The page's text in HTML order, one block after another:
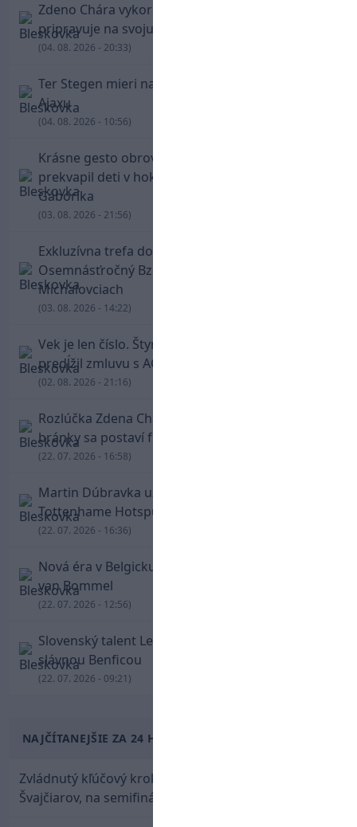
Zdeno Chára vykorčuľoval na ľad! V Trenčíne sa
pripravuje na svoju blížiacu sa rozlúčku
(04. 08. 2026 - 20:33)
Ter Stegen mieri na hosťovanie do slávneho
Ajaxu
(04. 08. 2026 - 10:56)
Krásne gesto obrovskej legendy. Chára
prekvapil deti v hokejovej škole Mariána
Gáboríka
(03. 08. 2026 - 21:56)
Exkluzívna trefa do vinkla v hodine dvanástej!
Osemnásťročný Bzdyl zariadil triumf Žiliny v
Michalovciach
(03. 08. 2026 - 14:22)
Vek je len číslo. Štyridsaťročný Luka Modrič
predĺžil zmluvu s AC Miláno
(02. 08. 2026 - 21:16)
Rozlúčka Zdena Cháru hlási obrovské meno. Do
bránky sa postaví futbalová legenda Petr Čech
(22. 07. 2026 - 16:58)
Martin Dúbravka už pozná svoje číslo dresu v
Tottenhame Hotspur
(22. 07. 2026 - 16:36)
Nová éra v Belgicku: Red Devils povedie Mark
van Bommel
(22. 07. 2026 - 12:56)
Slovenský talent Lembakoali podpísal zmluvu so
slávnou Benficou
(22. 07. 2026 - 09:21)
NAJČÍTANEJŠIE ZA 24 HODÍN
Zvládnutý kľúčový krok! Osemnástka zdolala
Švajčiarov, na semifinále potrebuje pomoc favorita